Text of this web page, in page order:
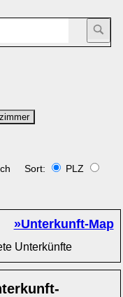
Sort:
PLZ
»Unterkunft-Map
Unterkünfte